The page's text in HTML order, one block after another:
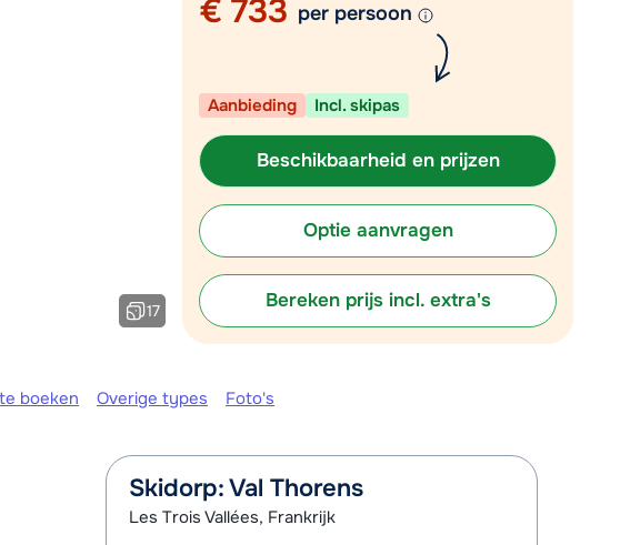
Vul het contactformulier in
We zijn er vandaag tot 17:30 uur.
17
€ 733 per persoon
Aanbieding Incl. skipas
Beschikbaarheid en prijzen
Optie aanvragen
Bereken prijs incl. extra's
boeken Overige types Foto's
Skidorp: Val Thorens
Les Trois Vallées, Frankrijk